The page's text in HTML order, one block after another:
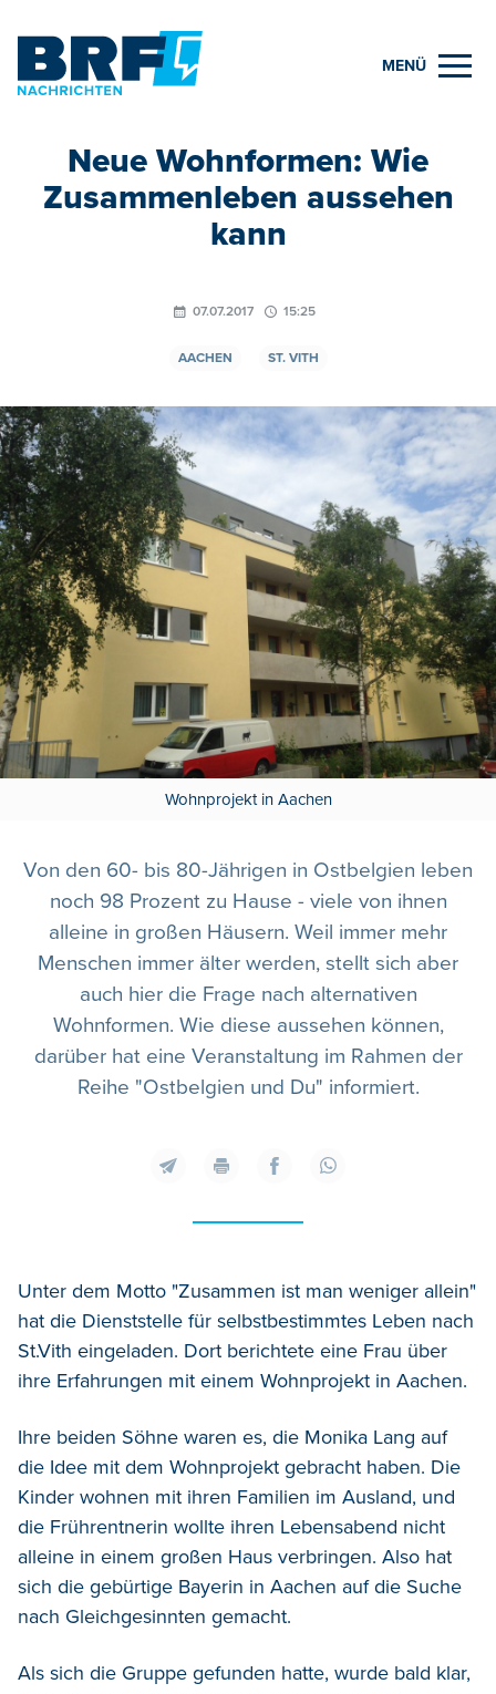
MENÜ
Neue Wohnformen: Wie
Zusammenleben aussehen
kann
07.07.2017 15:25
AACHEN ST. VITH
Wohnprojekt in Aachen
Von den 60- bis 80-Jährigen in Ostbelgien leben
noch 98 Prozent zu Hause - viele von ihnen
alleine in großen Häusern. Weil immer mehr
Menschen immer älter werden, stellt sich aber
auch hier die Frage nach alternativen
Wohnformen. Wie diese aussehen können,
darüber hat eine Veranstaltung im Rahmen der
Reihe "Ostbelgien und Du" informiert.
Unter dem Motto "Zusammen ist man weniger allein"
hat die Dienststelle für selbstbestimmtes Leben nach
St.Vith eingeladen. Dort berichtete eine Frau über
ihre Erfahrungen mit einem Wohnprojekt in Aachen.
Ihre beiden Söhne waren es, die Monika Lang auf
die Idee mit dem Wohnprojekt gebracht haben. Die
Kinder wohnen mit ihren Familien im Ausland, und
die Frührentnerin wollte ihren Lebensabend nicht
alleine in einem großen Haus verbringen. Also hat
sich die gebürtige Bayerin in Aachen auf die Suche
nach Gleichgesinnten gemacht.
Als sich die Gruppe gefunden hatte, wurde bald klar,